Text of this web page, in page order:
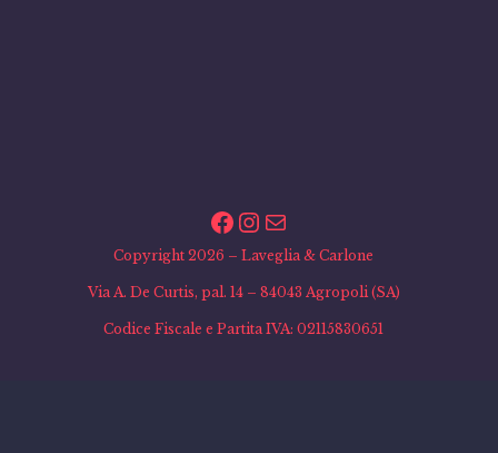
Facebook
Instagram
Email
Copyright 2026 – Laveglia & Carlone
Via A. De Curtis, pal. 14 – 84043 Agropoli (SA)
Codice Fiscale e Partita IVA: 02115830651